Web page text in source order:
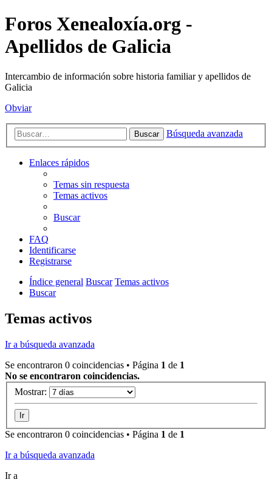
Foros Xenealoxía.org -
Apellidos de Galicia
Intercambio de información sobre historia familiar y apellidos de
Galicia
Obviar
Buscar Búsqueda avanzada
Enlaces rápidos
Temas sin respuesta
Temas activos
Buscar
FAQ
Identificarse
Registrarse
Índice general Buscar Temas activos
Buscar
Temas activos
Ir a búsqueda avanzada
Se encontraron 0 coincidencias • Página 1 de 1
No se encontraron coincidencias.
Mostrar:
Se encontraron 0 coincidencias • Página 1 de 1
Ir a búsqueda avanzada
Ir a